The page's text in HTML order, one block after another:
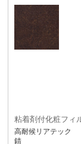
粘着剤付化粧フィ
高耐候リアテック
錆